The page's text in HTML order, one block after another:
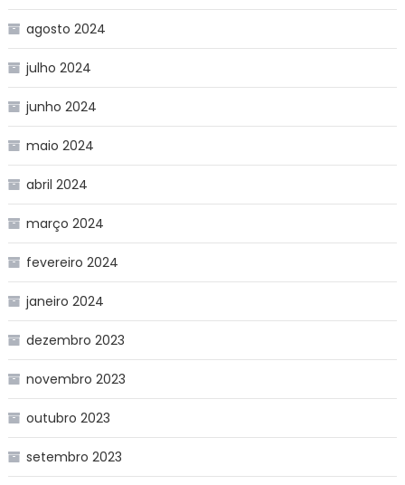
agosto 2024
julho 2024
junho 2024
maio 2024
abril 2024
março 2024
fevereiro 2024
janeiro 2024
dezembro 2023
novembro 2023
outubro 2023
setembro 2023